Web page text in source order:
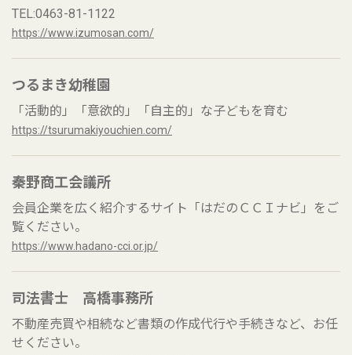
TEL:0463-81-1122
https://www.izumosan.com/
つるまき幼稚園
「活動的」「意欲的」「自主的」な子どもを育む
https://tsurumakiyouchien.com/
秦野商工会議所
会員企業を広く紹介するサイト「はだのＣＣＩナビ」をご
覧ください。
https://www.hadano-cci.or.jp/
司法書士 高橋事務所
不動産売買や相続など書類の作成代行や手続きなど、お任
せください。